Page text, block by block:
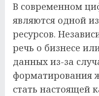
В современном
являются одной
ресурсов.
речь о бизнесе
данных из-за
форматирования
стать настоящей